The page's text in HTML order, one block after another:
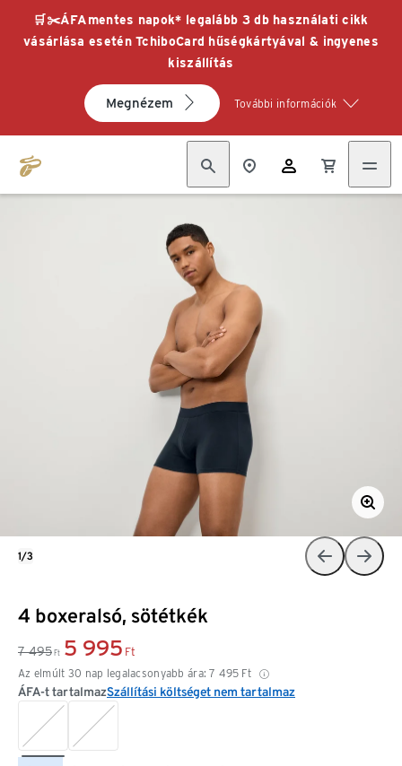
🛒✂️ÁFAmentes napok* legalább 3 db használati cikk
vásárlása esetén TchiboCard hűségkártyával & ingyenes
kiszállítás
Megnézem További információk
4 boxeralsó, sötétkék
7 495 Ft 5 995 Ft
Az elmúlt 30 nap legalacsonyabb ára: 7 495 Ft
ÁFA-t tartalmazSzállítási költséget nem tartalmaz
1/3